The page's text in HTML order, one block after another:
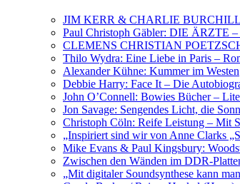
JIM KERR & CHARLIE BURCHILL
Paul Christoph Gäbler: DIE ÄRZTE –
CLEMENS CHRISTIAN
Thilo Wydra: Eine Liebe in Paris –
Alexander Kühne: Kummer im Westen
Debbie Harry: Face It – Die
John O’Connell: Bowies Bücher –
Jon Savage: Sengendes Licht, die
Christoph Cöln: Reife Leistung – Mit
„Inspiriert sind wir von Anne Clarks
Mike Evans & Paul Kingsbury:
Zwischen den Wänden im DDR-
„Mit digitaler Soundsynthese kann